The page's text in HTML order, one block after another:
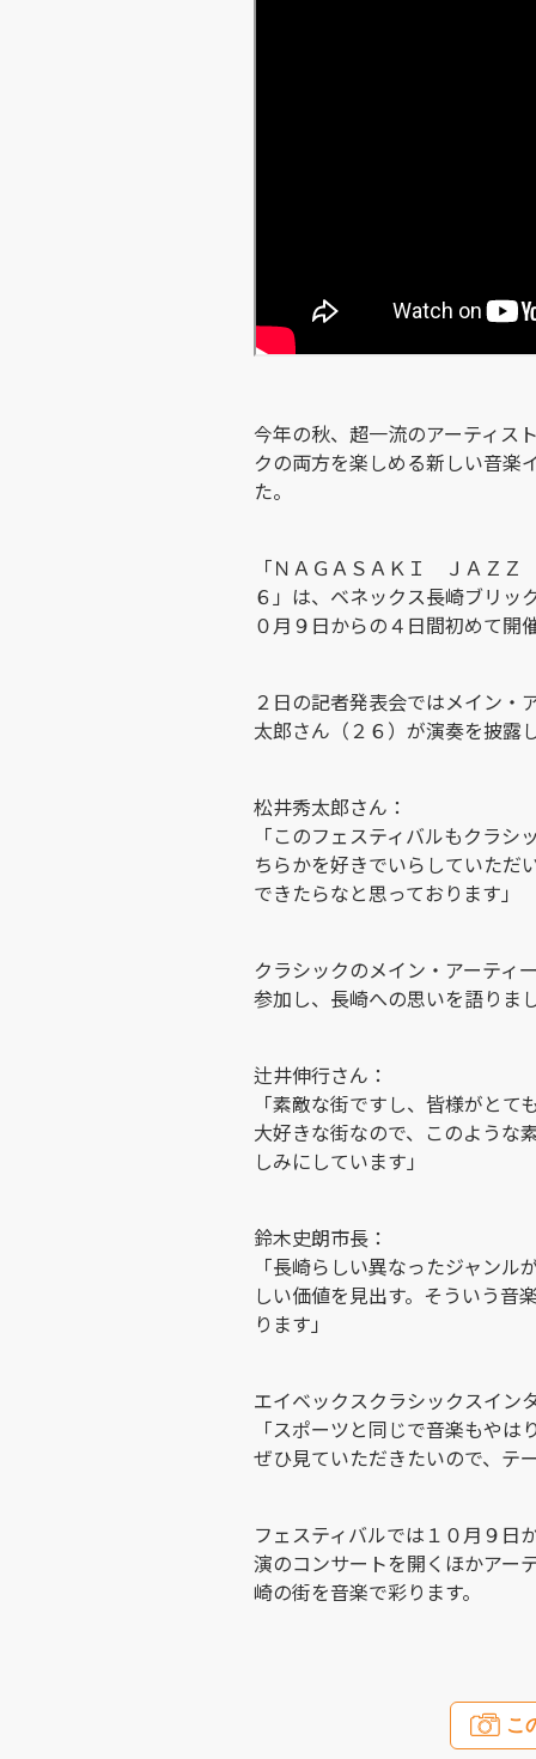
今年の秋、超一流のアーティス
クの両方を楽しめる新しい音楽
た。
「ＮＡＧＡＳＡＫＩ ＪＡＺ
６」は、ベネックス長崎ブリッ
０月９日からの４日間初めて開
２日の記者発表会ではメイン・
太郎さん（２６）が演奏を披露
松井秀太郎さん：
「このフェスティバルもクラ
ちらかを好きでいらしていただ
できたらなと思っております」
クラシックのメイン・アーティ
参加し、長崎への思いを語りま
辻井伸行さん：
「素敵な街ですし、皆様がと
大好きな街なので、このような
しみにしています」
鈴木史朗市長：
「長崎らしい異なったジャン
しい価値を見出す。そういう音
ります」
エイベックスクラシックスイン
「スポーツと同じで音楽もや
ぜひ見ていただきたいので、テ
フェスティバルでは１０月９日
演のコンサートを開くほかアー
崎の街を音楽で彩ります。
こ